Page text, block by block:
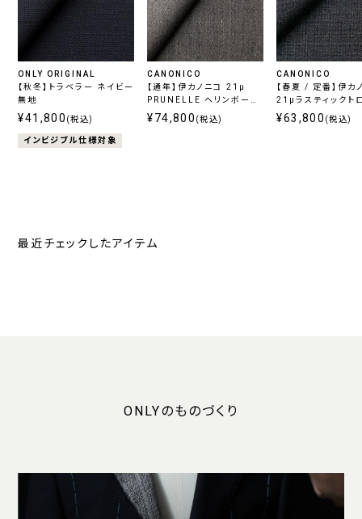
ONLY ORIGINAL
【秋冬】トラベラー ネイビー
無地
¥41,800 (税込)
インビジブル仕様対象
CANONICO
【通年】伊カノニコ 21μ
PRUNELLE ヘリンボーン
グレー
¥74,800 (税込)
CANONICO
【春夏 / 定番】伊カ
21μラスティックト
グレー
¥63,800 (税込)
最近チェックしたアイテム
ONLYのものづくり